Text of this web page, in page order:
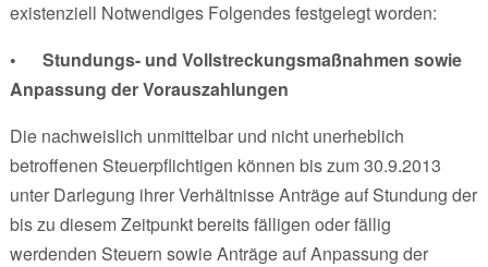
existenziell Notwendiges Folgendes festgelegt worden:
• Stundungs- und Vollstreckungsmaßnahmen sowie
Anpassung der Vorauszahlungen
Die nachweislich unmittelbar und nicht unerheblich
betroffenen Steuerpflichtigen können bis zum 30.9.2013
unter Darlegung ihrer Verhältnisse Anträge auf Stundung der
bis zu diesem Zeitpunkt bereits fälligen oder fällig
werdenden Steuern sowie Anträge auf Anpassung der